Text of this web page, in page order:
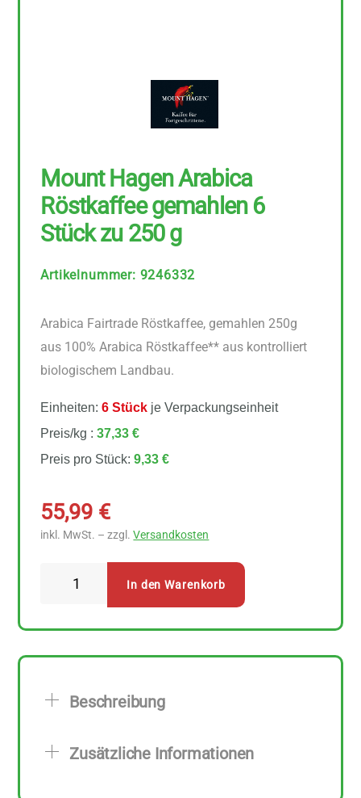
Mount Hagen Arabica
Röstkaffee gemahlen 6
Stück zu 250 g
Artikelnummer: 9246332
Arabica Fairtrade Röstkaffee, gemahlen 250g
aus 100% Arabica Röstkaffee** aus kontrolliert
biologischem Landbau.
Einheiten:6 Stück je Verpackungseinheit
Preis/kg :37,33 €
Preis pro Stück:9,33 €
55,99 €
inkl. MwSt. – zzgl.Versandkosten
250
In den Warenkorb
Beschreibung
Zusätzliche Informationen